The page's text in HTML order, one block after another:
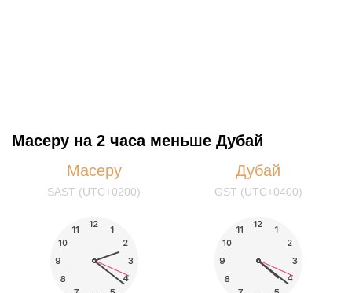
Масеру на 2 часа меньше Дубай
Масеру
SAST (UTC+0200)
Дубай
GST (UTC+0400)